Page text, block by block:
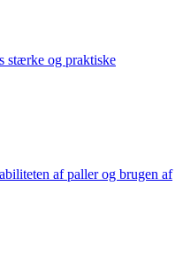
stærke og praktiske
af paller og brugen af